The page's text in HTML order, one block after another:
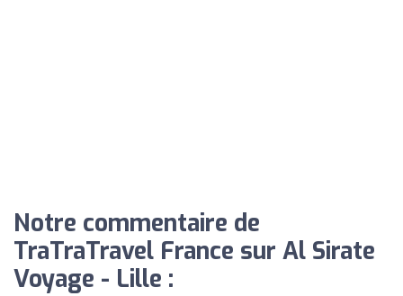
Notre commentaire de
TraTraTravel France sur Al Sirate
Voyage - Lille :